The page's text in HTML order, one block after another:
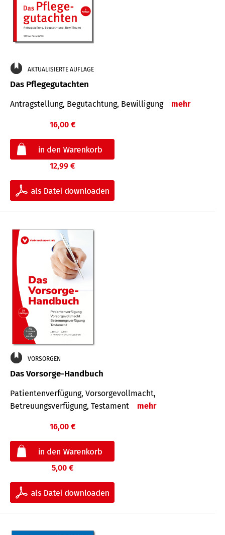
AKTUALISIERTE AUFLAGE
Das Pflegegutachten
Antragstellung, Begutachtung, Bewilligung mehr
16,00 €
12,99 €
VORSORGEN
Das Vorsorge-Handbuch
Patientenverfügung, Vorsorgevollmacht,
Betreuungsverfügung, Testament
mehr
16,00 €
5,00 €